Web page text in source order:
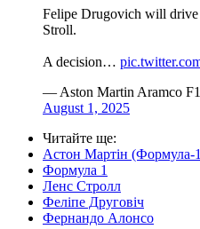
Stroll.
August 1, 2025
Астон Мартін (Формула-1)
Формула 1
Ленс Стролл
Феліпе Друговіч
Фернандо Алонсо
Фернандо Алонсо